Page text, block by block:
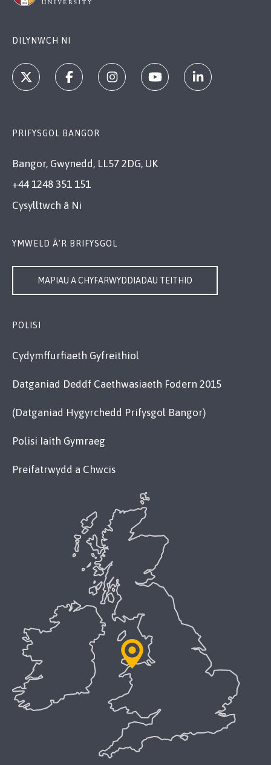
DILYNWCH NI
PRIFYSGOL BANGOR
Bangor, Gwynedd, LL57 2DG, UK
+44 1248 351 151
Cysylltwch â Ni
YMWELD Â’R BRIFYSGOL
MAPIAU A CHYFARWYDDIADAU TEITHIO
POLISI
Cydymffurfiaeth Gyfreithiol
Datganiad Deddf Caethwasiaeth Fodern 2015
(Datganiad Hygyrchedd Prifysgol Bangor)
Polisi Iaith Gymraeg
Preifatrwydd a Chwcis